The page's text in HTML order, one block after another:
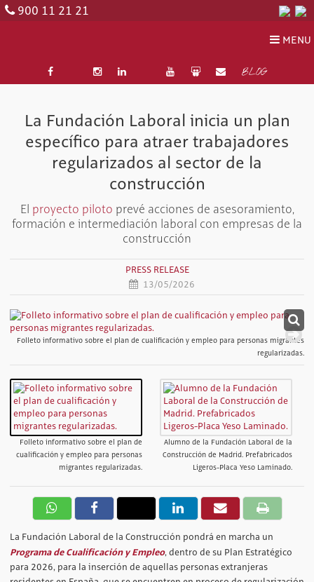
900 11 21 21
MENU
BLOG
La Fundación Laboral inicia un plan
específico para atraer trabajadores
regularizados al sector de la
construcción
El proyecto piloto prevé acciones de asesoramiento,
formación e intermediación laboral con empresas de la
construcción
PRESS RELEASE
13/05/2026
Folleto informativo sobre el plan de cualificación y empleo para personas migrantes
regularizadas.
Folleto informativo sobre el plan de
cualificación y empleo para personas
migrantes regularizadas.
Alumno de la Fundación Laboral de la
Construcción de Madrid. Prefabricados
Ligeros-Placa Yeso Laminado.
La Fundación Laboral de la Construcción pondrá en marcha un
Programa de Cualificación y Empleo, dentro de su Plan Estratégico
para 2026, para la inserción de aquellas personas extranjeras